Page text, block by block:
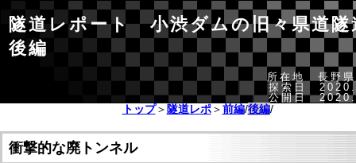
隧道レポート 小渋ダムの旧々県道
後編
所在地 長野県
探索日
公開日
トップ＞ 隧道レポ＞前編/後編/
衝撃的な廃トンネル